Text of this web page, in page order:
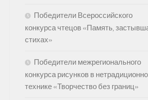
Победители Всероссийского
конкурса чтецов «Память,
стихах»
Победители межрегионального
конкурса рисунков в
технике «Творчество без границ»